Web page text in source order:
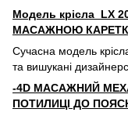
Модель крісла LX
МАСАЖНОЮ
Сучасна модель
та вишукані
-4D МАСАЖНИЙ
ПОТИЛИЦІ ДО